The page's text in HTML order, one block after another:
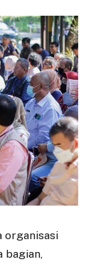
organisasi
bagian,